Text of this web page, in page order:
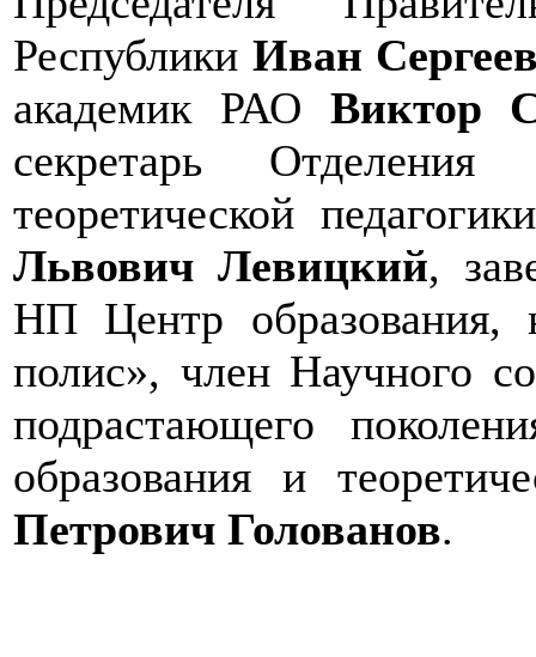
Республики Иван
академик РАО Виктор
секретарь
теоретической
Львович Левицкий,
НП Центр образования,
полис», член Научного
подрастающего
образования и
Петрович Голованов.